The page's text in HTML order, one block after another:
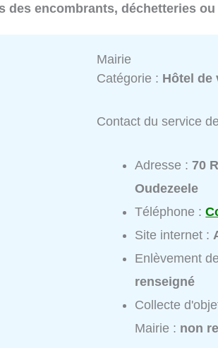
des encombrants, déchetteries
Mairie
Catégorie : Hôtel de
Contact du service
Adresse :70
Oudezeele
Téléphone :
Site internet :
Enlèvement
renseigné
Collecte
Mairie : non